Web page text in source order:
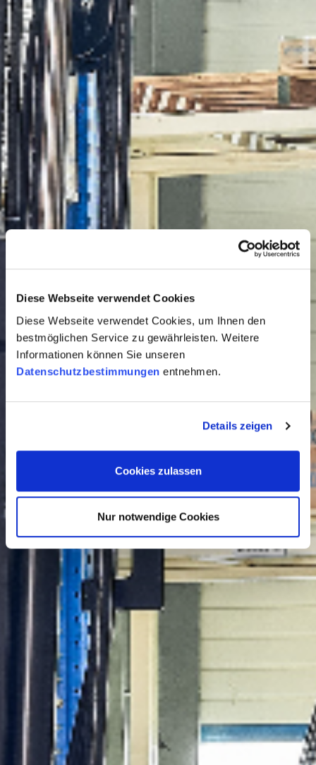
Diese Webseite verwendet Cookies
Diese Webseite verwendet Cookies, um Ihnen den
bestmöglichen Service zu gewährleisten. Weitere
Informationen können Sie unseren
Datenschutzbestimmungen entnehmen.
Details zeigen
Cookies zulassen
Nur notwendige Cookies